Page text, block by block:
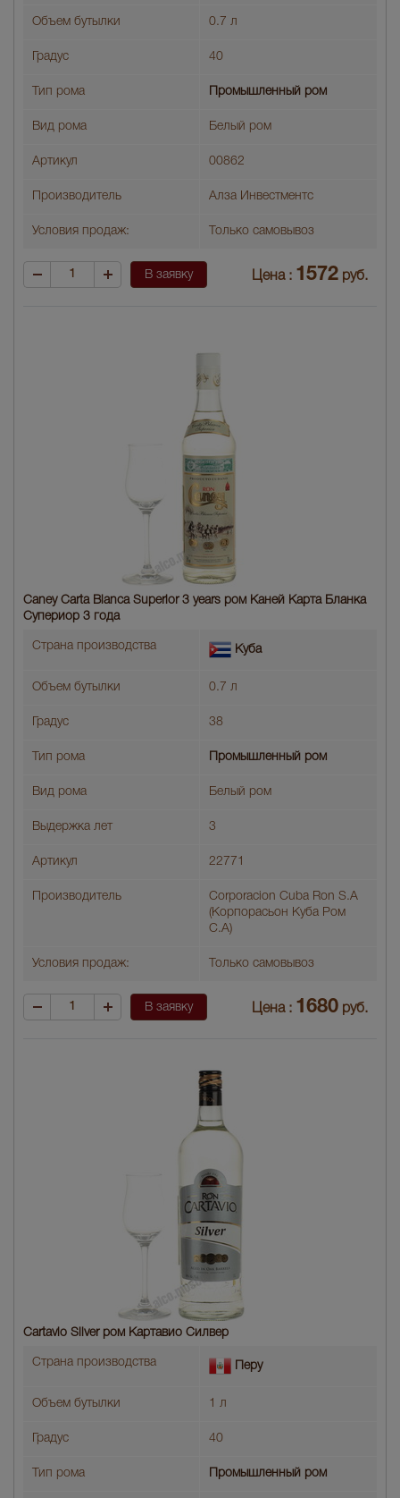
Объем бутылки 0.7 л
Градус 40
Тип рома Промышленный ром
Вид рома Белый ром
Артикул 00862
Производитель Алза Инвестментс
Условия продаж: Только самовывоз
В заявку Цена : 1572 руб.
Caney Carta Blanca Superior 3 years ром Каней Карта Бланка
Супериор 3 года
Страна производства Куба
Объем бутылки 0.7 л
Градус 38
Тип рома Промышленный ром
Вид рома Белый ром
Выдержка лет 3
Артикул 22771
Производитель
Corporacion Cuba Ron S.A
(Корпорасьон Куба Ром
С.А)
Условия продаж: Только самовывоз
В заявку Цена : 1680 руб.
Cartavio Silver ром Картавио Силвер
Страна производства Перу
Объем бутылки 1 л
Градус 40
Тип рома Промышленный ром